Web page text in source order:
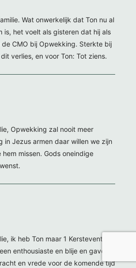
Wat onwerkelijk dat Ton nu al
is, het voelt als gisteren dat hij als
CMO bij Opwekking. Sterkte bij
verlies, en voor Ton: Tot ziens.
Opwekking zal nooit meer
in Jezus armen daar willen we zijn
missen. Gods oneindige
ik heb Ton maar 1 Kerstevent
enthousiaste en blije en gave
en vrede voor de komende tijd